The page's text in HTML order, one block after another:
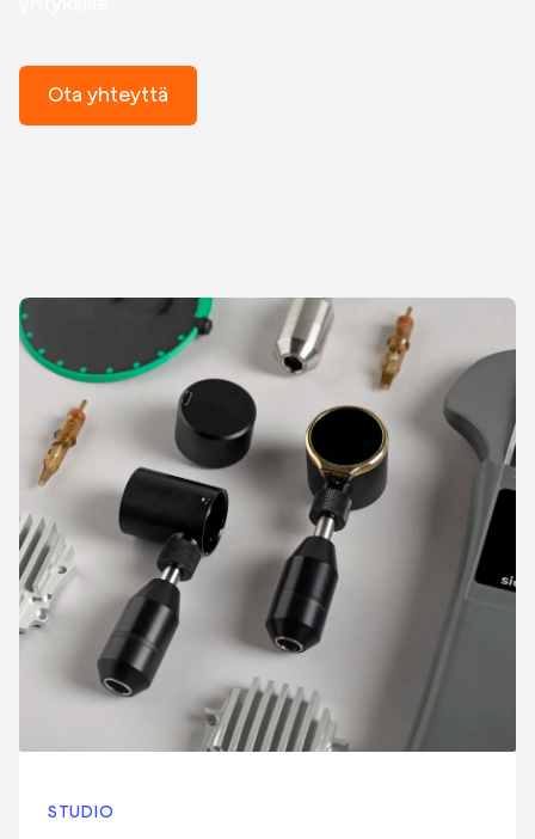
Ota yhteyttä
STUDIO